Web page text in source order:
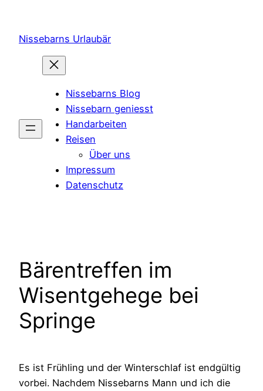
springen
Nissebarns Urlaubär
Nissebarns Blog
Nissebarn geniesst
Handarbeiten
Reisen
Über uns
Impressum
Datenschutz
Bärentreffen im
Wisentgehege bei
Springe
Es ist Frühling und der Winterschlaf ist endgültig
vorbei. Nachdem Nissebarns Mann und ich die